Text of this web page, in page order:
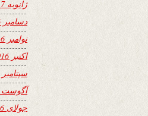
ژانویه 2017
دسامبر 2016
نوامبر 2016
اکتبر 2016
سپتامبر 2016
آگوست 2016
جولای 2016